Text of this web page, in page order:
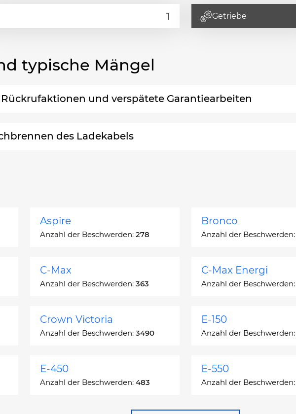
Getriebe
typische Mängel
Rückrufaktionen und verspätete Garantiearbeiten
des Ladekabels
Aspire
Anzahl der Beschwerden: 278
Bronco
Anzahl der Beschwerden:
C-Max
Anzahl der Beschwerden: 363
C-Max Energi
Anzahl der Beschwerden:
Crown Victoria
Anzahl der Beschwerden: 3490
E-150
Anzahl der Beschwerden:
E-450
Anzahl der Beschwerden: 483
E-550
Anzahl der Beschwerden: